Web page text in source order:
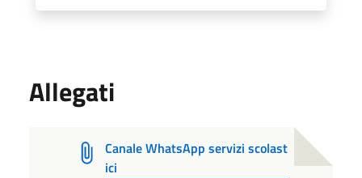
Allegati
Canale WhatsApp servizi scolast
ici